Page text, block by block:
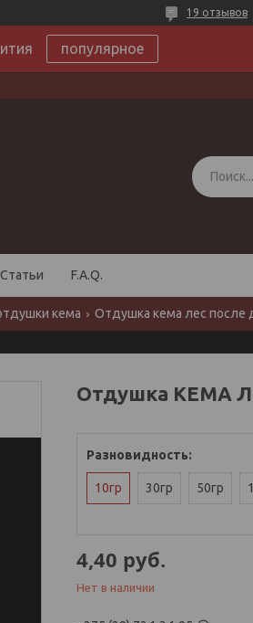
19 отзывов
популярное
Статьи F.A.Q.
кема Отдушка кема лес после
Отдушка КЕМА
Разновидность:
10гр 30гр 50гр
4,40 руб.
Нет в наличии